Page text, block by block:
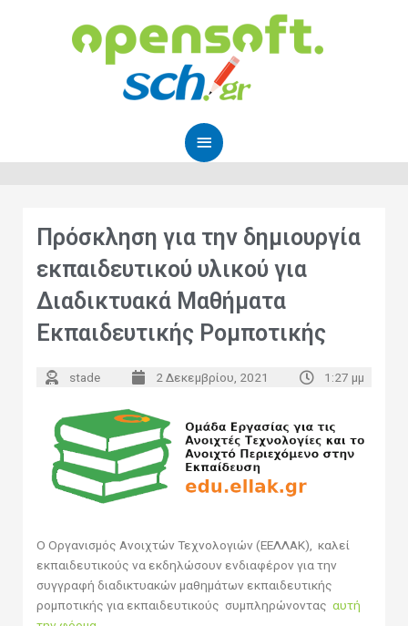
περιεχόμενο
Μενού
Πρόσκληση για την δημιουργία
εκπαιδευτικού υλικού για
Διαδικτυακά Μαθήματα
Εκπαιδευτικής Ρομποτικής
stade 2 Δεκεμβρίου, 2021 1:27 μμ
Ο Οργανισμός Ανοιχτών Τεχνολογιών (ΕΕΛΛΑΚ), καλεί
εκπαιδευτικούς να εκδηλώσουν ενδιαφέρον για την
συγγραφή διαδικτυακών μαθημάτων εκπαιδευτικής
ρομποτικής για εκπαιδευτικούς συμπληρώνοντας αυτή